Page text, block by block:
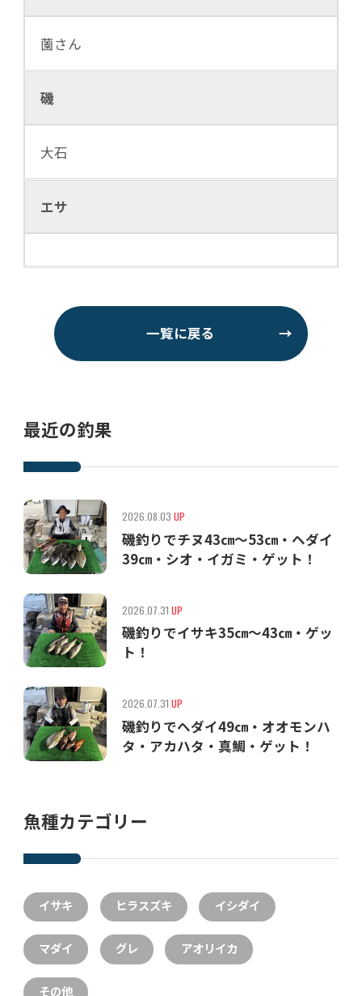
薗さん
磯
大石
エサ
一覧に戻る →
最近の釣果
2026.08.03 UP
磯釣りでチヌ43㎝〜53㎝・ヘダイ
39㎝・シオ・イガミ・ゲット！
2026.07.31 UP
磯釣りでイサキ35㎝〜43㎝・ゲッ
ト！
2026.07.31 UP
磯釣りでヘダイ49㎝・オオモンハ
タ・アカハタ・真鯛・ゲット！
魚種カテゴリー
イサキ ヒラスズキ イシダイ
マダイ グレ アオリイカ
その他